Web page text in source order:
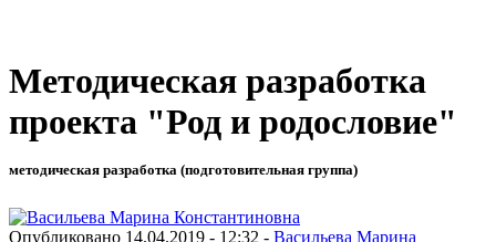
Методическая разработка
проекта "Род и родословие"
методическая разработка (подготовительная группа)
Опубликовано 14.04.2019 - 12:32 - Васильева Марина